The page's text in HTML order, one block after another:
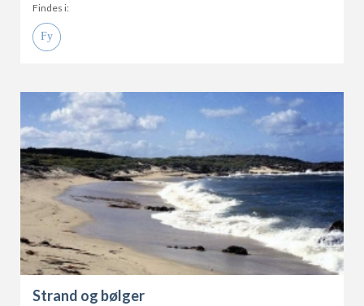
Findes i:
Strand og bølger